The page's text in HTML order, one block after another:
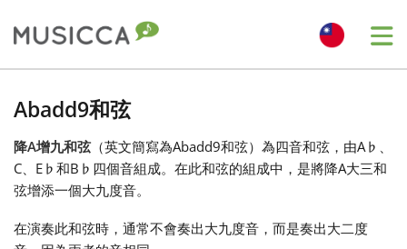
Български
Abadd9和弦
降A增九和弦 （英文簡寫為Abadd9和弦）為四音和弦，由A♭ 、
C、E ♭ 和B ♭ 四個音組成。在此和弦的組成中，是將降A大三和
弦增添一個大九度音。
在演奏此和弦時，通常不會奏出大九度音，而是奏出大二度